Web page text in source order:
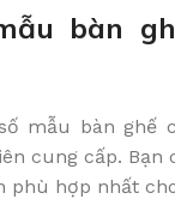
bàn
mẫu bàn ghế
cung cấp. Bạn
phù hợp nhất